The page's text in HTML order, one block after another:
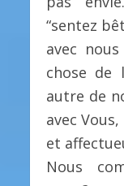
“sentez
avec
chose de
autre de
avec
et
Nous